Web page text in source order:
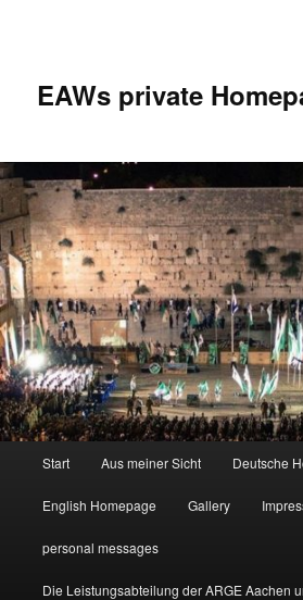
EAWs private
Start Aus meiner Sicht Deutsche
English Homepage Gallery
personal messages
Die Leistungsabteilung der ARGE Aachen